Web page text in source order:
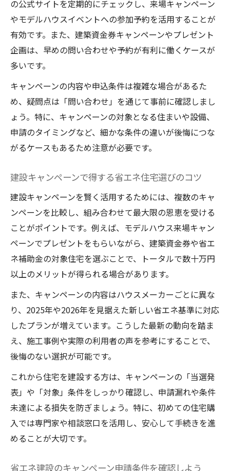
の公式サイトを定期的にチェックし、来場キャンペーン
やモデルハウスイベントへの参加予約を活用することが
有効です。また、建築資金券キャンペーンやプレゼント
企画は、早めの問い合わせや予約が有利に働くケースが
多いです。
キャンペーンの内容や申込条件は複雑な場合があるた
め、疑問点は「問い合わせ」を通じて事前に確認しまし
ょう。特に、キャンペーンの対象となる住まいや設備、
申請のタイミングなど、細かな条件の違いが後悔につな
がるケースもあるため注意が必要です。
建設キャンペーンで得する省エネ住宅選びのコツ
建設キャンペーンを賢く活用するためには、複数のキャ
ンペーンを比較し、組み合わせて最大限の恩恵を受ける
ことがポイントです。例えば、モデルハウス来場キャン
ペーンでプレゼントをもらいながら、建築資金券や省エ
ネ補助金の対象住宅を選ぶことで、トータルで数十万円
以上のメリットが得られる場合があります。
また、キャンペーンの内容はハウスメーカーごとに異な
り、2025年や2026年を見据えた新しい省エネ基準に対応
したプランが増えています。こうした最新の動向を踏ま
え、施工事例や実際の利用者の声を参考にすることで、
後悔のない選択が可能です。
これから住宅を建設する方は、キャンペーンの「当選発
表」や「対象」条件をしっかり確認し、申請漏れや条件
未達による損失を防ぎましょう。特に、初めての住宅購
入では専門家や相談窓口を活用し、安心して手続きを進
めることが大切です。
省エネ建設のキャンペーン申請条件を確認しよう